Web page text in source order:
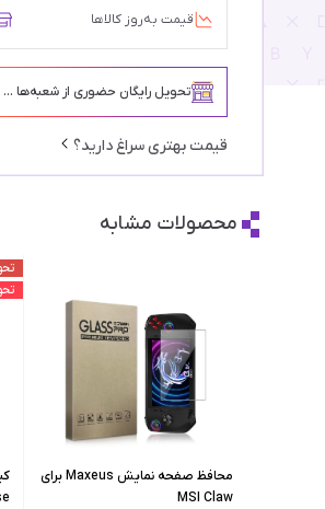
قیمت‌ به‌روز کالاها
تحویل رایگان حضوری از شعبه‌ها ...
قیمت بهتری سراغ دارید؟
محصولات مشابه
محافظ صفحه نمایش Maxeus برای
MSI Claw
تحویل
تحویل